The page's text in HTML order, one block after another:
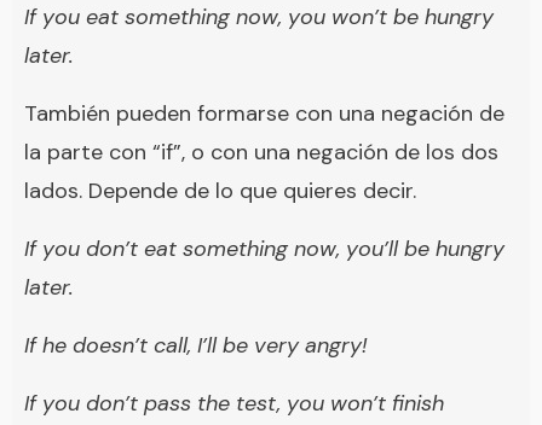
If you eat something now, you won’t be hungry
later.
También pueden formarse con una negación de
la parte con “if”, o con una negación de los dos
lados. Depende de lo que quieres decir.
If you don’t eat something now, you’ll be hungry
later.
If he doesn’t call, I’ll be very angry!
If you don’t pass the test, you won’t finish